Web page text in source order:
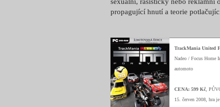
propagující hnutí a teorie
TrackMania United
Nadeo / Focus Home
automoto
CENA: 599 Kč ,
15. červen 2008, hra